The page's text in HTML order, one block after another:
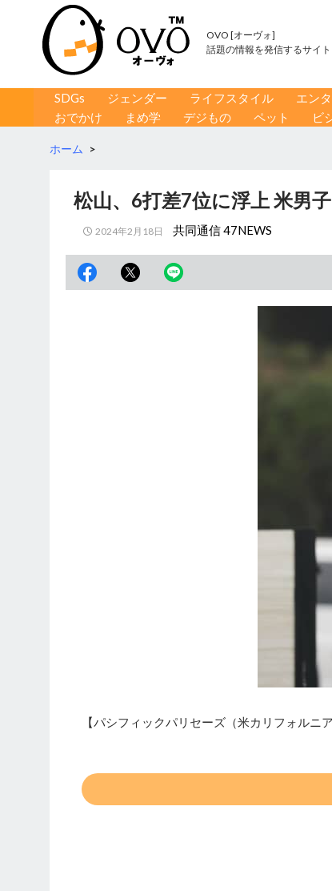
OVO [オーヴォ]
話題の情報を発信するサイト
コンテンツへ移動
SDGs ジェンダー ライフスタイル エン
おでかけ
まめ学 デジもの ペット ビ
ホーム >
松山、6打差7位に浮上 米男
2024年2月18日 共同通信 47NEWS
【パシフィックパリセーズ（米カリフォル